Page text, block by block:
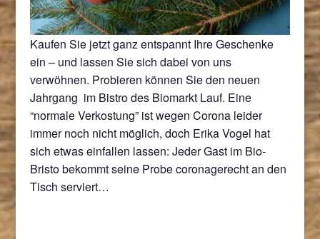
Kaufen Sie jetzt ganz entspannt Ihre Geschenke
ein – und lassen Sie sich dabei von uns
verwöhnen. Probieren können Sie den neuen
Jahrgang im Bistro des Biomarkt Lauf. Eine
“normale Verkostung” ist wegen Corona leider
immer noch nicht möglich, doch Erika Vogel hat
sich etwas einfallen lassen: Jeder Gast im Bio-
Bristo bekommt seine Probe coronagerecht an den
Tisch serviert…